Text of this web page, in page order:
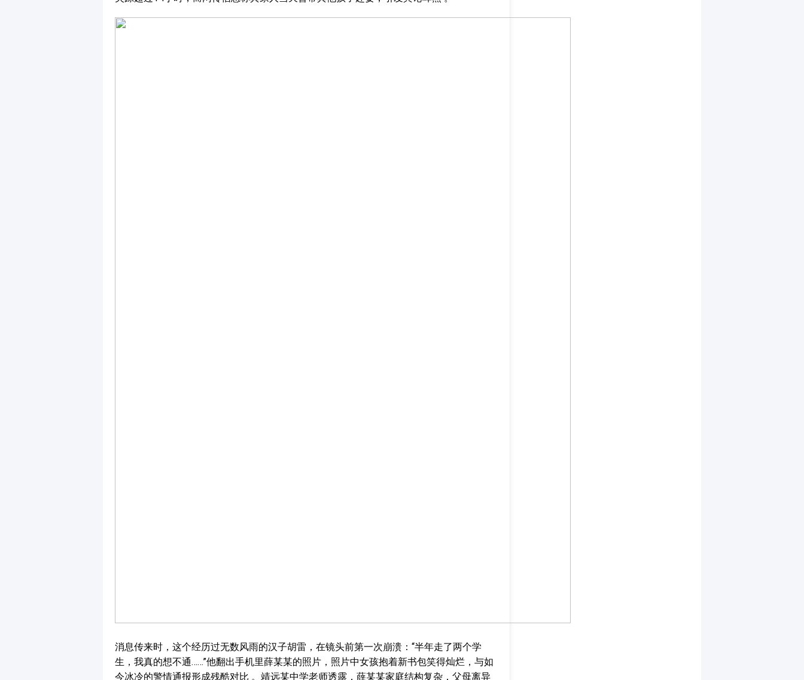
消息传来时，这个经历过无数风雨的汉子胡雷，在镜头前第一次崩溃：“半年走了两个学
生，我真的想不通……”他翻出手机里薛某某的照片，照片中女孩抱着新书包笑得灿烂，与如
今冰冷的警情通报形成残酷对比 。靖远某中学老师透露，薛某某家庭结构复杂，父母离异